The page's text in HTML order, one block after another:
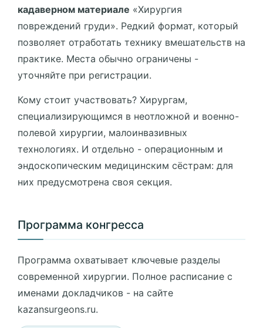
кадаверном материале «Хирургия
повреждений груди». Редкий формат, который
позволяет отработать технику вмешательств на
практике. Места обычно ограничены -
уточняйте при регистрации.
Кому стоит участвовать? Хирургам,
специализирующимся в неотложной и военно-
полевой хирургии, малоинвазивных
технологиях. И отдельно - операционным и
эндоскопическим медицинским сёстрам: для
них предусмотрена своя секция.
Программа конгресса
Программа охватывает ключевые разделы
современной хирургии. Полное расписание с
именами докладчиков - на сайте
kazansurgeons.ru.